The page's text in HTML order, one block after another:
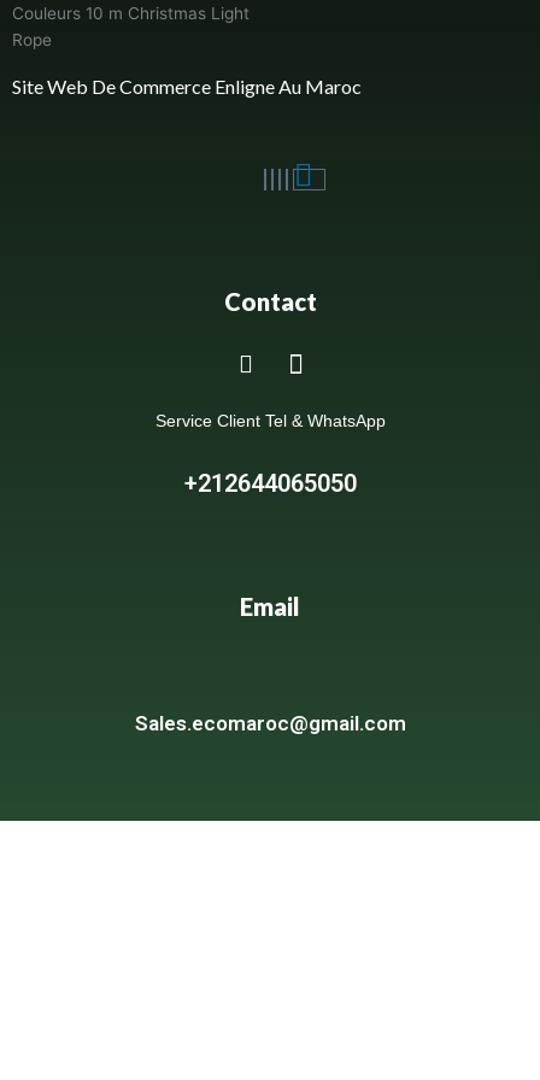
Site Web De Commerce Enligne Au Maroc
Contact
Service Client Tel & WhatsApp
+212644065050
Email
Sales.ecomaroc@gmail.com